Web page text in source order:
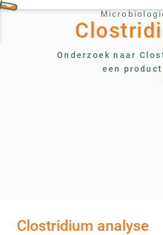
Onderzoek naar
een
Clostridium analyse